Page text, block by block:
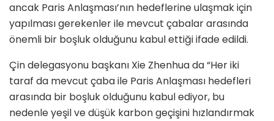
ancak Paris Anlaşması’nın hedeflerine ulaşmak için
yapılması gerekenler ile mevcut çabalar arasında
önemli bir boşluk olduğunu kabul ettiği ifade edildi.
Çin delegasyonu başkanı Xie Zhenhua da “Her iki
taraf da mevcut çaba ile Paris Anlaşması hedefleri
arasında bir boşluk olduğunu kabul ediyor, bu
nedenle yeşil ve düşük karbon geçişini hızlandırmak